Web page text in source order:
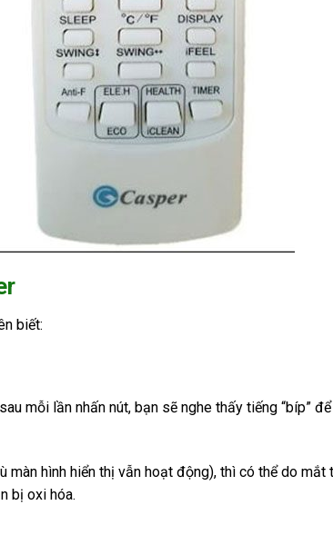
biết:
mỗi lần nhấn nút, bạn sẽ nghe thấy tiếng “bíp”
màn hình hiển thị vẫn hoạt động), thì có thể do mắt
bị oxi hóa.